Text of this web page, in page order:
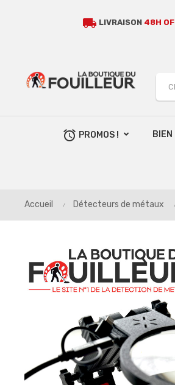
local_shipping LIVRAISON 48H
alarm PROMOS !
Accueil Détecteurs de métaux